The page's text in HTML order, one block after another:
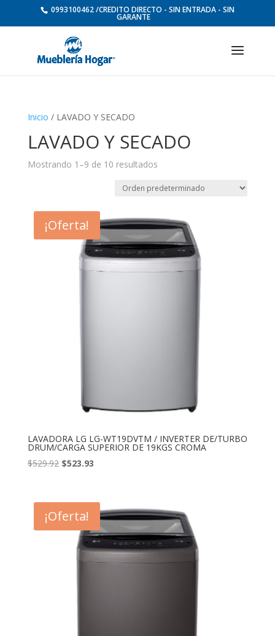
0993100462 /CREDITO DIRECTO - SIN ENTRADA - SIN
GARANTE
Inicio / LAVADO Y SECADO
LAVADO Y SECADO
Mostrando 1–9 de 10 resultados
¡Oferta!
LAVADORA LG LG-WT19DVTM / INVERTER DE/TURBO
DRUM/CARGA SUPERIOR DE 19KGS CROMA
$529.92 El
era:
$529.92.
$523.93El
es:
$523.93.
¡Oferta!